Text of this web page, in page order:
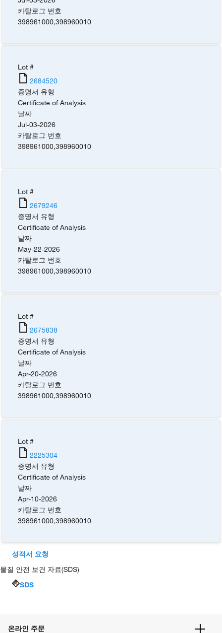
카탈로그 번호
398961000,398960010
Lot #
2684520
증명서 유형
Certificate of Analysis
날짜
Jul-03-2026
카탈로그 번호
398961000,398960010
Lot #
2679246
증명서 유형
Certificate of Analysis
날짜
May-22-2026
카탈로그 번호
398961000,398960010
Lot #
2675838
증명서 유형
Certificate of Analysis
날짜
Apr-20-2026
카탈로그 번호
398961000,398960010
Lot #
2225304
증명서 유형
Certificate of Analysis
날짜
Apr-10-2026
카탈로그 번호
398961000,398960010
성적서 요청
물질 안전 보건 자료(SDS)
SDS
온라인 주문